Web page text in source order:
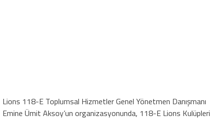
Lions 118-E Toplumsal Hizmetler Genel Yönetmen Danışmanı
Emine Ümit Aksoy’un organizasyonunda, 118-E Lions Kulüpleri